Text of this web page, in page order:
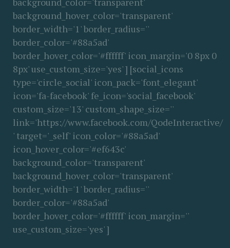
background_hover_color='transparent'
border_width='1' border_radius=''
border_color='#88a5ad'
border_hover_color='#ffffff' icon_margin='0 8px 0
8px' use_custom_size='yes' ] [social_icons
type='circle_social' icon_pack='font_elegant'
icon='fa-facebook' fe_icon='social_facebook'
custom_size='13' custom_shape_size=''
link='https://www.facebook.com/QodeInteractive/
' target='_self' icon_color='#88a5ad'
icon_hover_color='#ef643c'
background_color='transparent'
background_hover_color='transparent'
border_width='1' border_radius=''
border_color='#88a5ad'
border_hover_color='#ffffff' icon_margin=''
use_custom_size='yes' ]